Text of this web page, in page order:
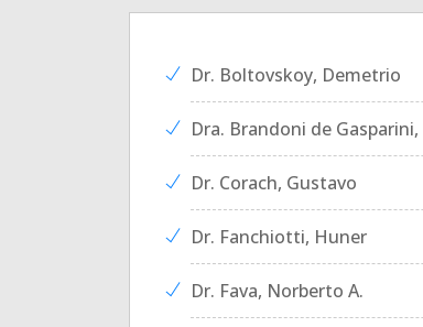
Dr. Boltovskoy, Demetrio
Dra. Brandoni de
Dr. Corach, Gustavo
Dr. Fanchiotti, Huner
Dr. Fava, Norberto A.